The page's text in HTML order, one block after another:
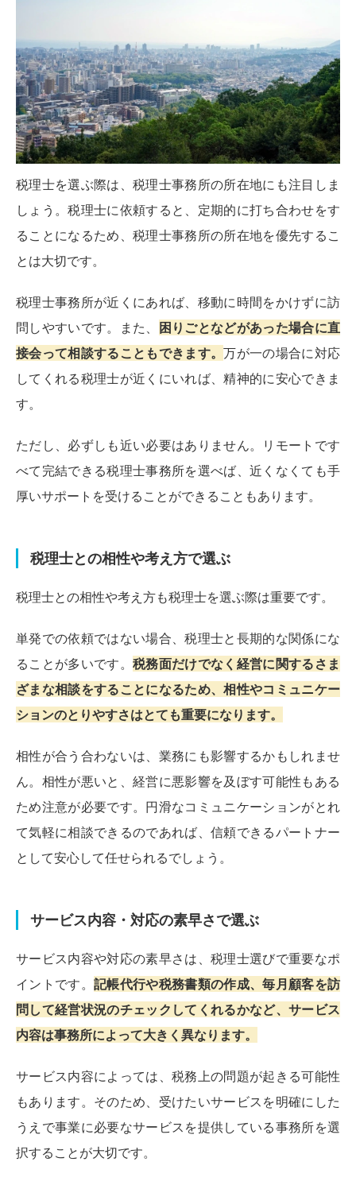
税理士を選ぶ際は、税理士事務所の所在地にも注目しま
しょう。税理士に依頼すると、定期的に打ち合わせをす
ることになるため、税理士事務所の所在地を優先するこ
とは大切です。
税理士事務所が近くにあれば、移動に時間をかけずに訪
問しやすいです。また、
困りごとなどがあった場合に直
接会って相談することもできます。万が一の場合に対応
してくれる税理士が近くにいれば、精神的に安心できま
す。
ただし、必ずしも近い必要はありません。リモートです
べて完結できる税理士事務所を選べば、近くなくても手
厚いサポートを受けることができることもあります。
税理士との相性や考え方で選ぶ
税理士との相性や考え方も税理士を選ぶ際は重要です。
単発での依頼ではない場合、税理士と長期的な関係にな
ることが多いです。 税務面だけでなく経営に関するさま
ざまな相談をすることになるため、相性やコミュニケー
ションのとりやすさはとても重要になります。
相性が合う合わないは、業務にも影響するかもしれませ
ん。相性が悪いと、経営に悪影響を及ぼす可能性もある
ため注意が必要です。円滑なコミュニケーションがとれ
て気軽に相談できるのであれば、信頼できるパートナー
として安心して任せられるでしょう。
サービス内容・対応の素早さで選ぶ
サービス内容や対応の素早さは、税理士選びで重要なポ
イントです。 記帳代行や税務書類の作成、毎月顧客を訪
問して経営状況のチェックしてくれるかなど、サービス
内容は事務所によって大きく異なります。
サービス内容によっては、税務上の問題が起きる可能性
もあります。そのため、受けたいサービスを明確にした
うえで事業に必要なサービスを提供している事務所を選
択することが大切です。